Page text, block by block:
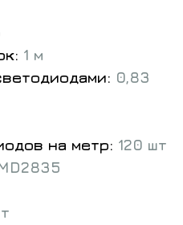
1 м
0,83
на метр: 120 шт